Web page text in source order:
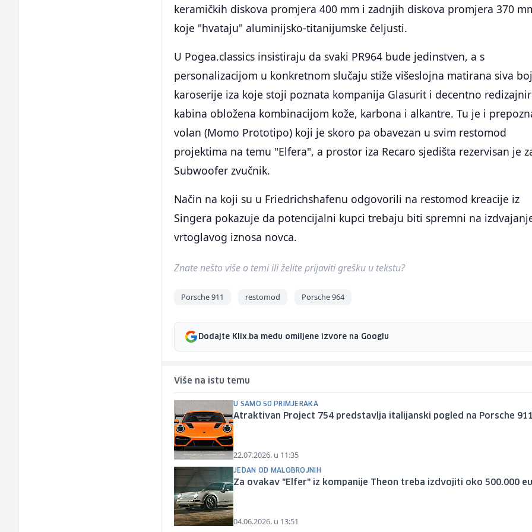
keramičkih diskova promjera 400 mm i zadnjih diskova promjera 370
koje "hvataju" aluminijsko-titanijumske čeljusti.
U Pogea.classics insistiraju da svaki PR964 bude jedinstven, a s
personalizacijom u konkretnom slučaju stiže višeslojna matirana siva
karoserije iza koje stoji poznata kompanija Glasurit i decentno
kabina obložena kombinacijom kože, karbona i alkantre. Tu je i
volan (Momo Prototipo) koji je skoro pa obavezan u svim restomod
projektima na temu "Elfera", a prostor iza Recaro sjedišta rezervisan je
Subwoofer zvučnik.
Način na koji su u Friedrichshafenu odgovorili na restomod kreacije iz
Singera pokazuje da potencijalni kupci trebaju biti spremni na
vrtoglavog iznosa novca.
Znate nešto više o temi ili želite prijaviti grešku u tekstu?
Porsche 911 restomod Porsche 964
Dodajte Klix.ba među omiljene izvore na Googlu
Više na istu temu
U SAMO 50 PRIMJERAKA
Atraktivan Project 754 predstavlja italijanski pogled na Porsche 911
22.07.2026. u 11:35
JEDAN OD MALOBROJNIH
Za ovakav "Elfer" iz kompanije Theon treba izdvojiti oko 500.000
04.06.2026. u 13:51